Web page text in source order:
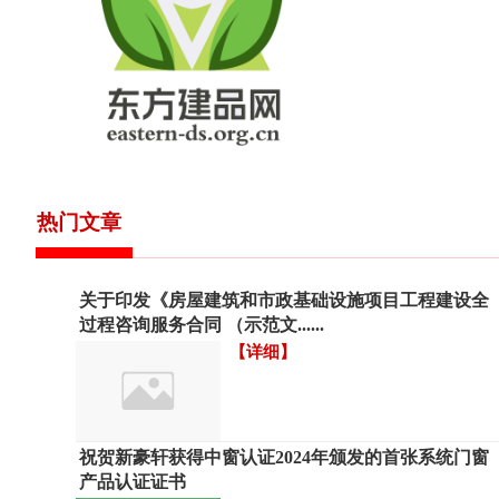
热门文章
关于印发《房屋建筑和市政基础设施项目工程建设全
过程咨询服务合同 （示范文......
【详细】
祝贺新豪轩获得中窗认证2024年颁发的首张系统门窗
产品认证证书